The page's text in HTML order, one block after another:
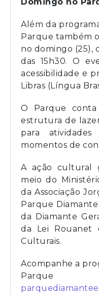
Além da
Parque também
no domingo (25),
das 15h30. O
acessibilidade e
Libras (Língua
O Parque
estrutura de
para
momentos de
A ação cultural
meio do
da Associação
Parque
da Diamante
da Lei Rouanet
Culturais.
Acompanhe a